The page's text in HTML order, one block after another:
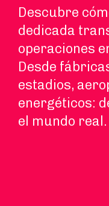
Descubre
dedicada
operaciones
Desde
estadios,
energéticos:
el mundo real.